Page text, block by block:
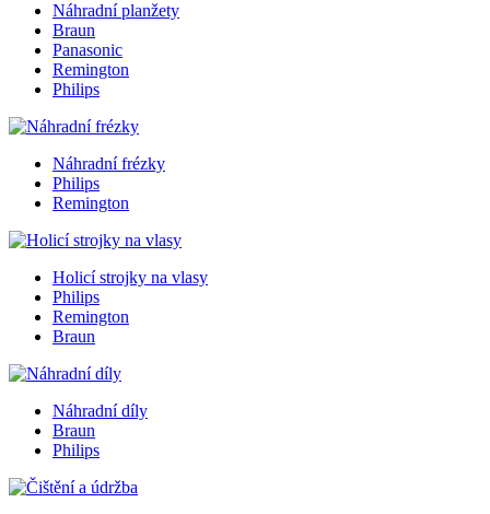
Náhradní planžety
Braun
Panasonic
Remington
Philips
Náhradní frézky
Philips
Remington
Holicí strojky na vlasy
Philips
Remington
Braun
Náhradní díly
Braun
Philips